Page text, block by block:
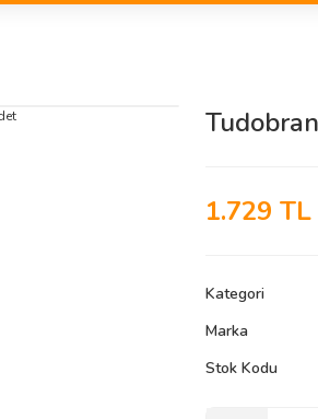
1.729 TL
Kategori
Marka
Stok Kodu